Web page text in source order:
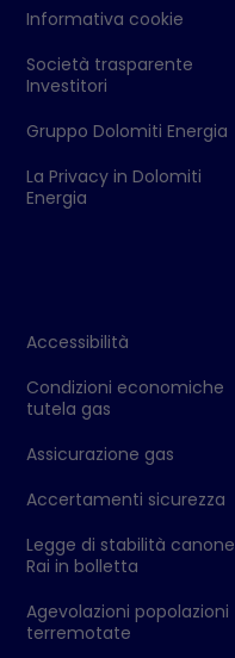
Informativa cookie
Società trasparente
Investitori
Gruppo Dolomiti Energia
La Privacy in Dolomiti
Energia
Accessibilità
Condizioni economiche
tutela gas
Assicurazione gas
Accertamenti sicurezza
Legge di stabilità canone
Rai in bolletta
Agevolazioni popolazioni
terremotate